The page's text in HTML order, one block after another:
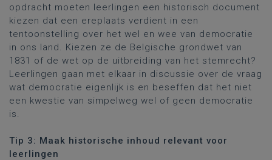
opdracht moeten leerlingen een historisch document
kiezen dat een ereplaats verdient in een
tentoonstelling over het wel en wee van democratie
in ons land. Kiezen ze de Belgische grondwet van
1831 of de wet op de uitbreiding van het stemrecht?
Leerlingen gaan met elkaar in discussie over de vraag
wat democratie eigenlijk is en beseffen dat het niet
een kwestie van simpelweg wel of geen democratie
is.
Tip 3: Maak historische inhoud relevant voor
leerlingen